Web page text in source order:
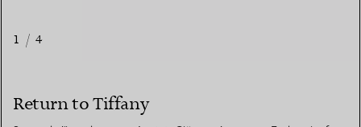
1 / 4
Return to Tiffany